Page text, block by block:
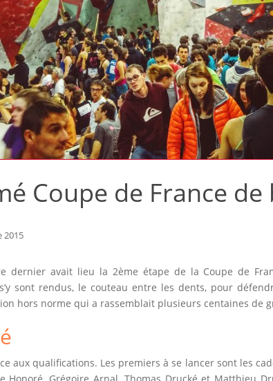
Coupe de France
2015
dernier avait lieu la 2ème étape de la Coupe de
sont rendus, le couteau entre les dents, pour
hors norme qui a rassemblait plusieurs centaines de
aux qualifications. Les premiers à se lancer sont les